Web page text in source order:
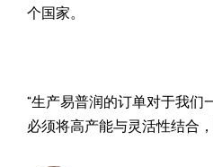
个国家。
“生产易普润的订单对于我们
必须将高产能与灵活性结合